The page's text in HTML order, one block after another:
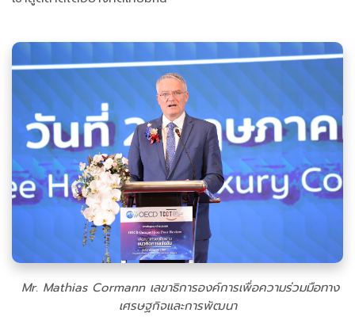
Mr. Mathias Cormann เลขาธิการองค์การเพื่อความร่วมมือทาง
เศรษฐกิจและการพัฒนา